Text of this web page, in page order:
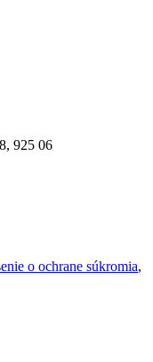
925 06
o ochrane súkromia,